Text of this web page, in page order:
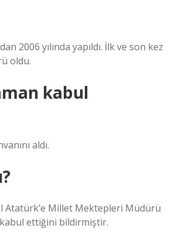
2006 yılında yapıldı. İlk ve son kez
oldu.
kabul
aldı.
Atatürk’e Millet Mektepleri Müdürü
kabul ettiğini bildirmiştir.